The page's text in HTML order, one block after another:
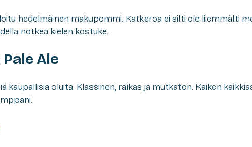
hedelmäinen makupommi. Katkeroa ei silti ole liiemmälti
notkea kielen kostuke.
Ale
kaupallisia oluita. Klassinen, raikas ja mutkaton. Kaiken